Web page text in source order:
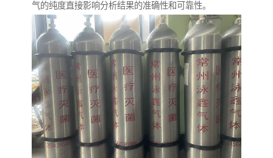
气的纯度直接影响分析结果的准确性和可靠性。